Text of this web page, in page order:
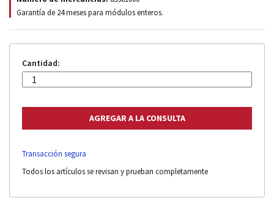
Garantía de 24 meses para módulos enteros.
Cantidad:
Transacción segura
Todos los artículos se revisan y prueban completamente